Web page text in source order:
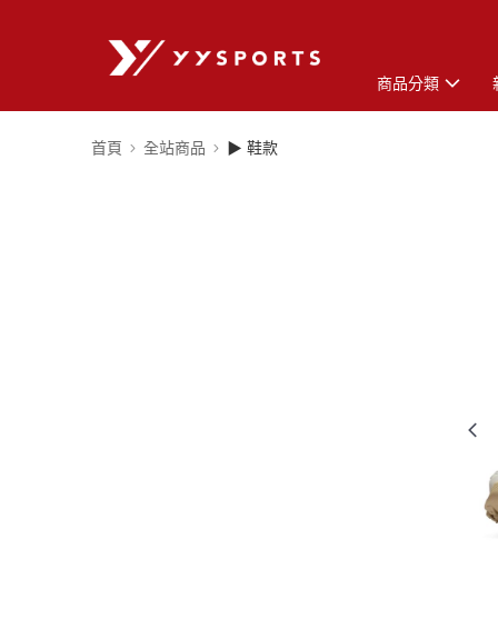
商品分類
首頁 全站商品 ▶ 鞋款